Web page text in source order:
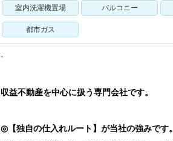
室内洗濯機置場 バルコニー
都市ガス
-
収益不動産を中心に扱う専門会社です。
◎【独自の仕入れルート】が当社の強みです。